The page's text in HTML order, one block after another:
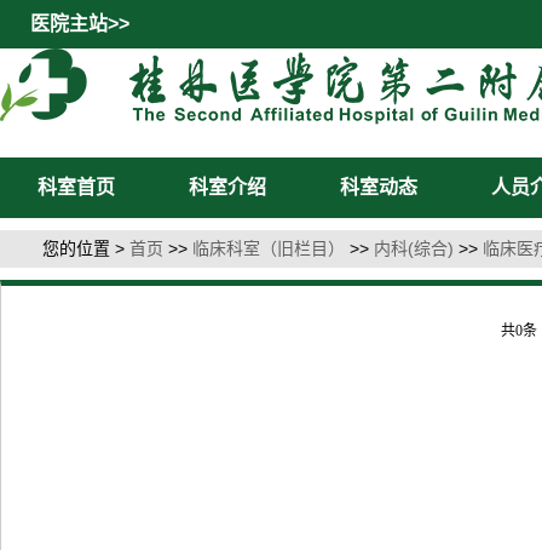
医院主站>>
科室首页 科室介绍 科室动态 人员
您的位置 > 首页 >> 临床科室（旧栏目） >> 内科(综合) >> 临床医
共0